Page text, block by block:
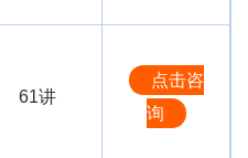
61讲
点击咨
询